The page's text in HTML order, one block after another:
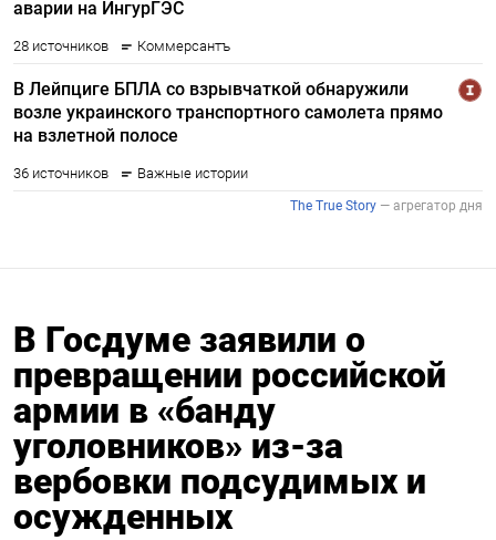
В Госдуме заявили о
превращении российской
армии в «банду
уголовников» из-за
вербовки подсудимых и
осужденных